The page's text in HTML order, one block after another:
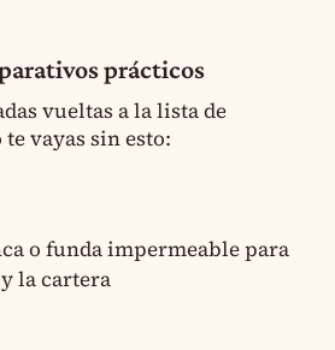
prácticos
vueltas a la lista de
vayas sin esto:
o funda impermeable para
la cartera